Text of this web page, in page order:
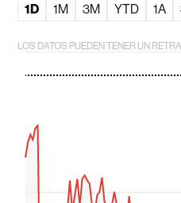
1D 1M 3M YTD 1A
LOS DATOS PUEDEN TENER UN